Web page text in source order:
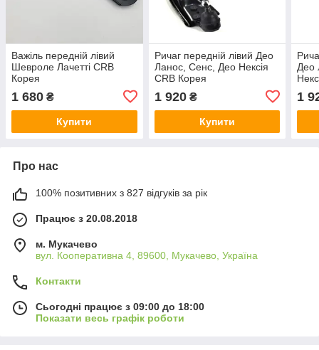
Важіль передній лівий
Шевроле Лачетті CRB
Корея
1 680 ₴
Купити
Ричаг передній лівий Део
Ланос, Сенс, Део Нексія
CRB Корея
1 920₴
Купити
Део
1
Про нас
100% позитивних з 827 відгуків за рік
Працює з 20.08.2018
м. Мукачево
вул. Кооперативна 4, 89600, Мукачево, Україна
Контакти
Сьогодні працює з 09:00 до 18:00
Показати весь графік роботи